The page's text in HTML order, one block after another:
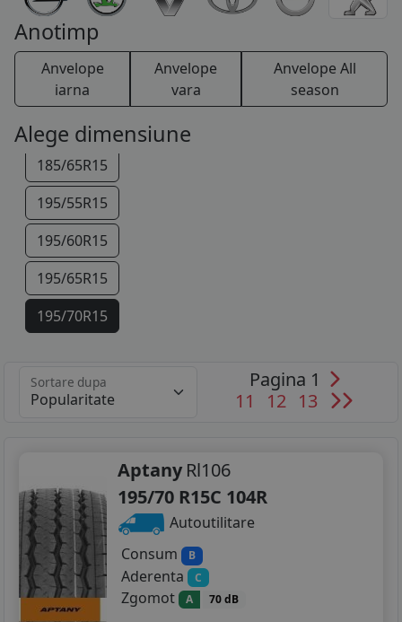
TRAVELLER
Anotimp
Anvelope
iarna
Anvelope
vara
Anvelope All
season
Alege dimensiune
165/60R15
175/55R15
185/55R15
185/60R15
185/65R15
195/55R15
195/60R15
195/65R15
195/70R15
205/65R15
215/70R15
225/70R15
255/75R15
185/75R16
Sortare dupa
Pagina 1
11
12 13
Aptany Rl106
195/70 R15C 104R
Autoutilitare
Consum
B
Aderenta C
Zgomot A 70 dB